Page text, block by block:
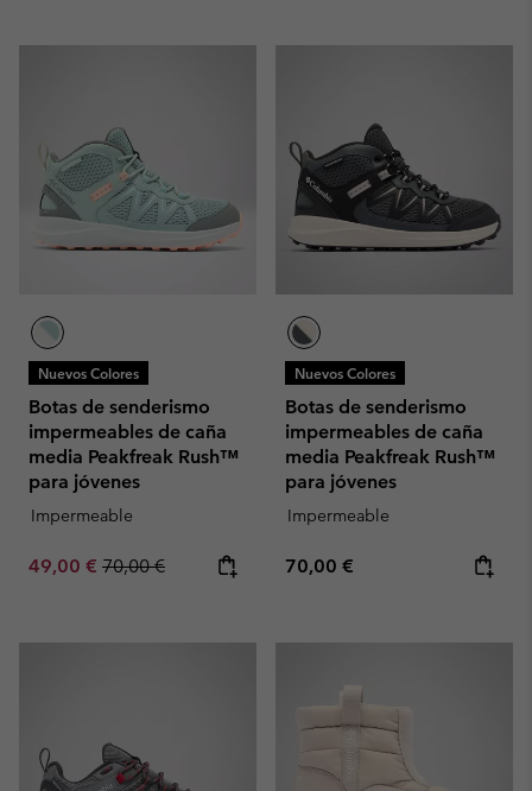
Nuevos Colores
Botas de senderismo
impermeables de caña
media Peakfreak Rush™
para jóvenes
Impermeable
Sale price:
49,00 € Regular price:
70,00 €
Nuevos Colores
Botas de senderismo
impermeables de caña
media Peakfreak Rush™
para jóvenes
Impermeable
Regular price:
70,00 €